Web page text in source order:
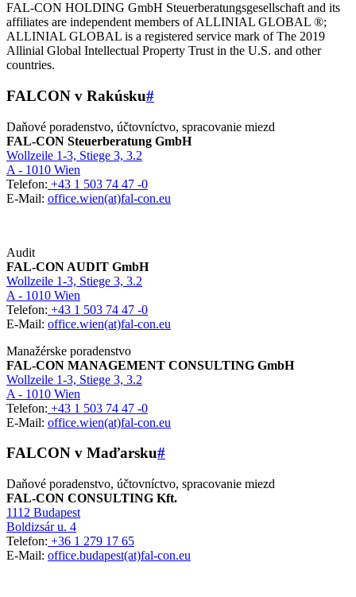
FAL-CON HOLDING GmbH Steuerberatungsgesellschaft and its
affiliates are independent members of ALLINIAL GLOBAL ®;
ALLINIAL GLOBAL is a registered service mark of The 2019
Allinial Global Intellectual Property Trust in the U.S. and other
countries.
FALCON v Rakúsku#
Daňové poradenstvo, účtovníctvo, spracovanie miezd
FAL-CON Steuerberatung GmbH
Wollzeile 1-3, Stiege 3, 3.2
A - 1010 Wien
Telefon: +43 1 503 74 47 -0
E-Mail: office.wien(at)fal-con.eu
Audit
FAL-CON AUDIT GmbH
Wollzeile 1-3, Stiege 3, 3.2
A - 1010 Wien
Telefon: +43 1 503 74 47 -0
E-Mail: office.wien(at)fal-con.eu
Manažérske poradenstvo
FAL-CON MANAGEMENT CONSULTING GmbH
Wollzeile 1-3, Stiege 3, 3.2
A - 1010 Wien
Telefon: +43 1 503 74 47 -0
E-Mail: office.wien(at)fal-con.eu
FALCON v Maďarsku#
Daňové poradenstvo, účtovníctvo, spracovanie miezd
FAL-CON CONSULTING Kft.
1112 Budapest
Boldizsár u. 4
Telefon: +36 1 279 17 65
E-Mail: office.budapest(at)fal-con.eu